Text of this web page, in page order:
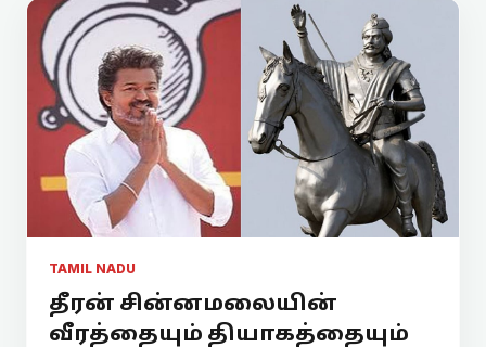
TAMIL NADU
தீரன் சின்னமலையின்
வீரத்தையும் தியாகத்தையும்